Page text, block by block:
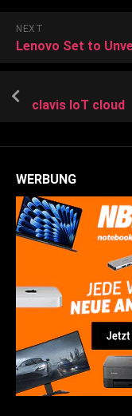
NEXT
clavis IoT cloud
WERBUNG